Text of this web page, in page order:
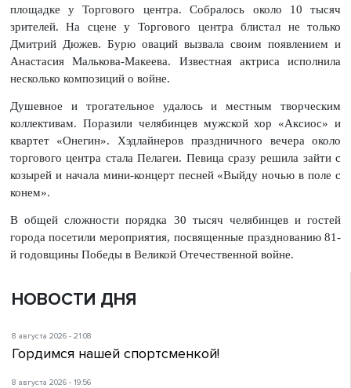
площадке у Торгового центра. Собралось около 10 тысяч
зрителей. На сцене у Торгового центра блистал не только
Дмитрий Дюжев. Бурю овацийвызвала своим появлением и
Анастасия Малькова-Макеева. Известная актриса исполнила
несколько композиций о войне.
Душевное и трогательное удалось и местным творческим
коллективам. Поразили челябинцев мужской хор «Аксиос» и
квартет «Онегин». Хэдлайнеров праздничного вечера около
торгового центра стала Пелагеи. Певица сразу решила зайти с
козырей и начала мини-концерт песней «Выйду ночью в поле с
конем».
В общей сложности порядка 30 тысяч челябинцев и гостей
города посетили мероприятия, посвященные празднованию 81-
й годовщины Победы в Великой Отечественной войне.
НОВОСТИ ДНЯ
8 августа 2026 - 21:08
Гордимся нашей спортсменкой!
8 августа 2026 - 19:56